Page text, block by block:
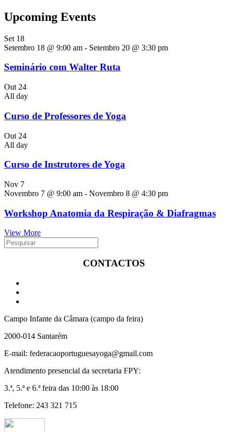
Upcoming Events
Set 18
Setembro 18 @ 9:00 am - Setembro 20 @ 3:30 pm
Seminário com Walter Ruta
Out 24
All day
Curso de Professores de Yoga
Out 24
All day
Curso de Instrutores de Yoga
Nov 7
Novembro 7 @ 9:00 am - Novembro 8 @ 4:30 pm
Workshop Anatomia da Respiração & Diafragmas
View More
CONTACTOS
Campo Infante da Câmara (campo da feira)
2000-014 Santarém
E-mail: federacaoportuguesayoga@gmail.com
Atendimento presencial da secretaria FPY:
3.ª, 5.ª e 6.ª feira das 10:00 às 18:00
Telefone: 243 321 715